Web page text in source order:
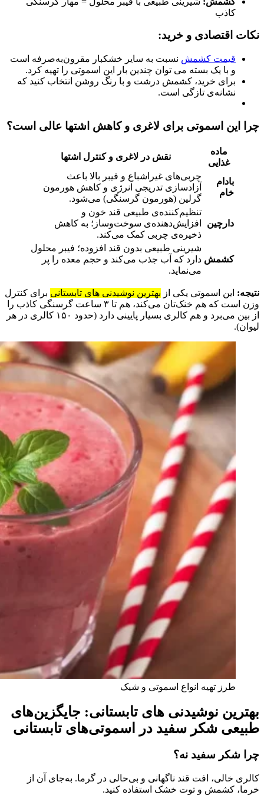
کاذب
نکات اقتصادی و خرید:
قیمت کشمش نسبت به سایر خشکبار مقرون‌به‌صرفه است
و با یک بسته می‌ توان چندین بار این اسموتی را تهیه کرد.
برای خرید، کشمش درشت و با رنگ روشن انتخاب کنید که
نشانه‌ی تازگی است.
چرا این اسموتی برای لاغری و کاهش اشتها عالی است؟
ماده
غذایی
نقش در لاغری و کنترل اشتها
بادام
خام
چربی‌های غیراشباع و فیبر بالا باعث
آزادسازی تدریجی انرژی و کاهش هورمون
گرلین (هورمون گرسنگی) می‌شود.
دارچین
تنظیم‌کننده‌ی طبیعی قند خون و
افزایش‌دهنده‌ی سوخت‌وساز؛ به کاهش
ذخیره‌ی چربی کمک می‌کند.
کشمش
شیرینی طبیعی بدون قند افزوده؛ فیبر محلول
دارد که آب جذب می‌کند و حجم معده را پر
می‌نماید.
نتیجه: این اسموتی یکی از بهترین نوشیدنی‌ های تابستانی برای کنترل
وزن است که هم خنک‌تان می‌کند، هم تا ۳ ساعت گرسنگی کاذب را
از بین می‌برد و هم کالری بسیار پایینی دارد (حدود ۱۵۰ کالری در هر
لیوان).
طرز تهیه انواع اسموتی و شیک
بهترین نوشیدنی های تابستانی: جایگزین‌های
طبیعی شکر سفید در اسموتی‌های تابستانی
چرا شکر سفید نه؟
کالری خالی، افت قند ناگهانی و بی‌حالی در گرما. به‌جای آن از
خرما، کشمش و توت خشک استفاده کنید.